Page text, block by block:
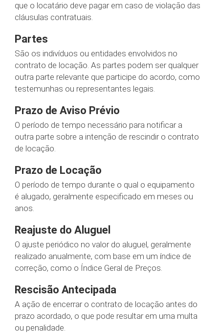
que o locatário deve pagar em caso de violação das
cláusulas contratuais.
Partes
São os indivíduos ou entidades envolvidos no
contrato de locação. As partes podem ser qualquer
outra parte relevante que participe do acordo, como
testemunhas ou representantes legais.
Prazo de Aviso Prévio
O período de tempo necessário para notificar a
outra parte sobre a intenção de rescindir o contrato
de locação.
Prazo de Locação
O período de tempo durante o qual o equipamento
é alugado, geralmente especificado em meses ou
anos.
Reajuste do Aluguel
O ajuste periódico no valor do aluguel, geralmente
realizado anualmente, com base em um índice de
correção, como o Índice Geral de Preços.
Rescisão Antecipada
A ação de encerrar o contrato de locação antes do
prazo acordado, o que pode resultar em uma multa
ou penalidade.